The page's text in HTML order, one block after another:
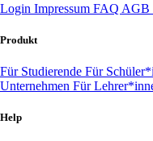
Login Impressum FAQ AGB
Produkt
Für Studierende Für
Unternehmen Für
Help